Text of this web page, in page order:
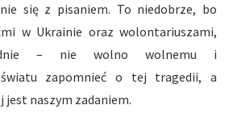
się z pisaniem. To niedobrze, bo
w Ukrainie oraz wolontariuszami,
– nie wolno wolnemu i
światu zapomnieć o tej tragedii, a
naszym zadaniem.